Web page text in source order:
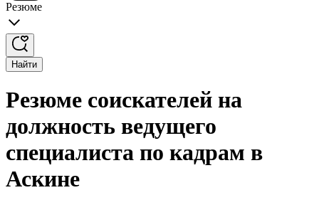
Резюме
Найти
Резюме соискателей на
должность ведущего
специалиста по кадрам в
Аскине